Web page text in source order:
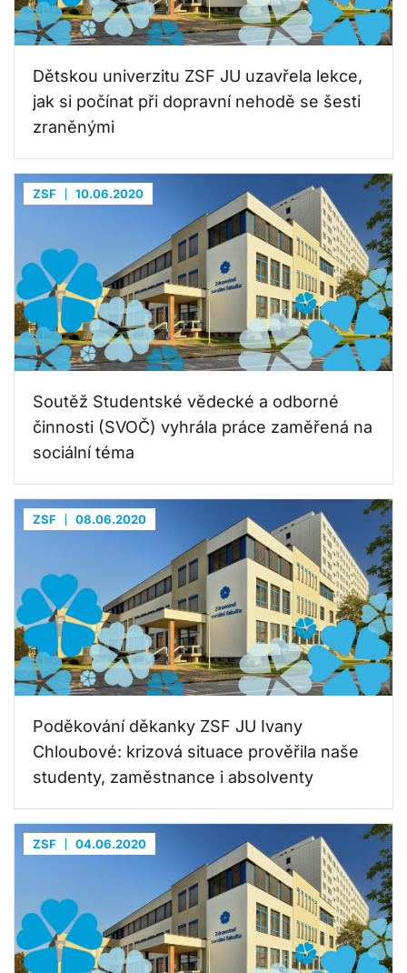
Dětskou univerzitu ZSF JU uzavřela lekce,
jak si počínat při dopravní nehodě se šesti
zraněnými
ZSF 10.06.2020
Soutěž Studentské vědecké a odborné
činnosti (SVOČ) vyhrála práce zaměřená na
sociální téma
ZSF 08.06.2020
Poděkování děkanky ZSF JU Ivany
Chloubové: krizová situace prověřila naše
studenty, zaměstnance i absolventy
ZSF 04.06.2020